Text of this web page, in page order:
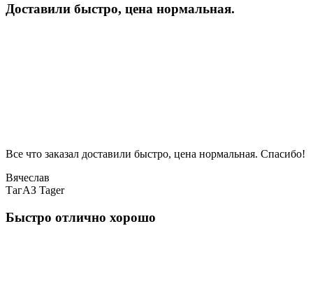
Доставили быстро, цена нормальная.
Все что заказал доставили быстро, цена нормальная. Спасибо!
Вячеслав
ТагАЗ Tager
Быстро отлично хорошо